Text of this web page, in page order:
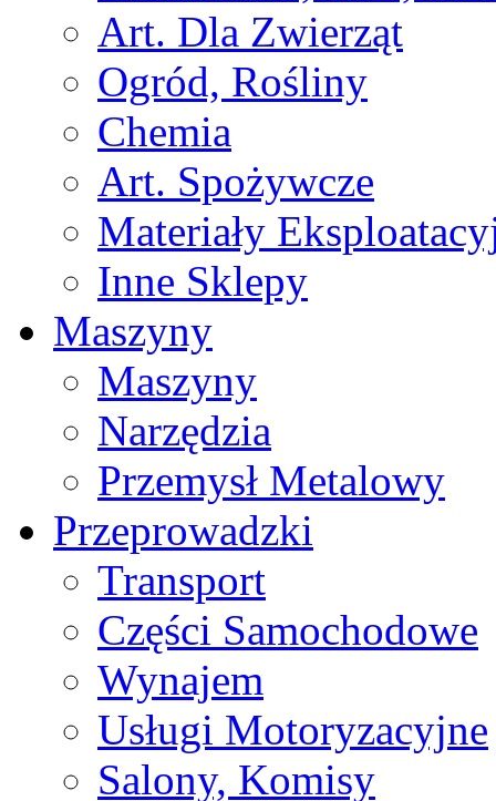
Art. Dla Zwierząt
Ogród, Rośliny
Chemia
Art. Spożywcze
Materiały
Inne Sklepy
Maszyny
Maszyny
Narzędzia
Przemysł Metalowy
Przeprowadzki
Transport
Części Samochodowe
Wynajem
Usługi Motoryzacyjne
Salony, Komisy